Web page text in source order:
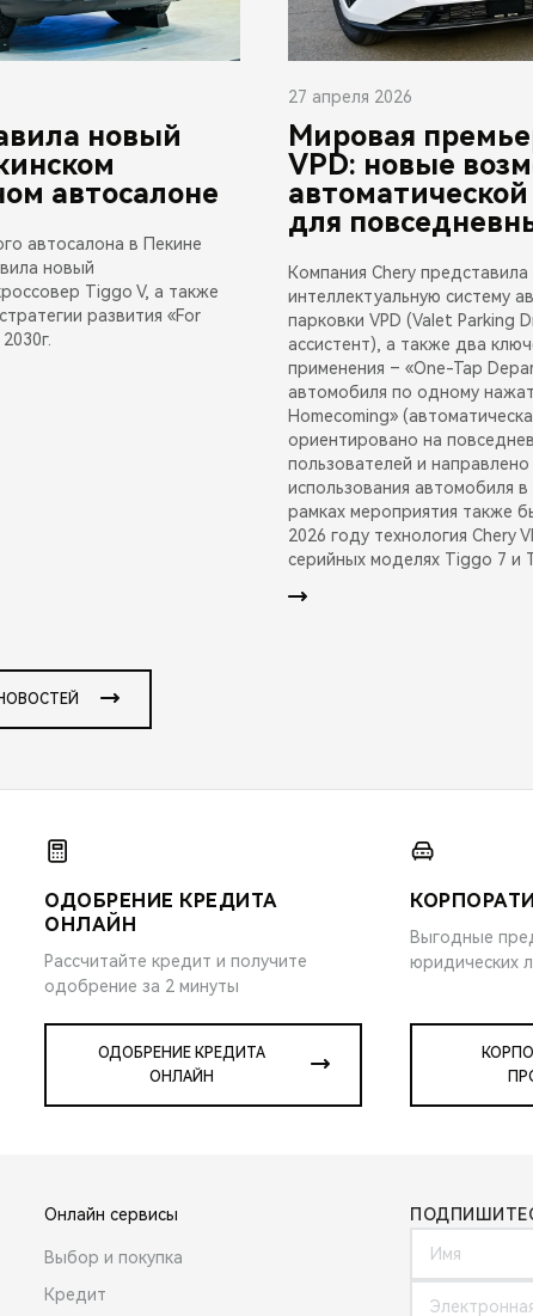
новый
автосалоне
автосалона в Пекине
новый
Tiggo V, а также
развития «For
27 апреля 2026
Мировая
VPD: новые
для
Компания Chery
интеллектуальную систему
парковки VPD (Valet Parking
ассистент), а также два
применения – «One-Tap
автомобиля по одному
Homecoming»
ориентировано на
пользователей и
использования автомобиля в
рамках мероприятия также
2026 году технология Chery
серийных моделях Tiggo 7 и
ОДОБРЕНИЕ КРЕДИТА
ОНЛАЙН
Рассчитайте кредит и получите
одобрение за 2 минуты
ОДОБРЕНИЕ КРЕДИТА
ОНЛАЙН
Выгодные
юридических
Онлайн сервисы
Выбор и покупка
Кредит